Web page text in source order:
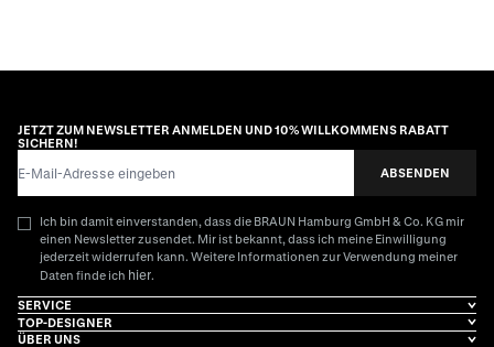
JETZT ZUM NEWSLETTER ANMELDEN UND 10% WILLKOMMENS RABATT
SICHERN!
ABSENDEN
Ich bin damit einverstanden, dass die BRAUN Hamburg GmbH & Co. KG mir
einen Newsletter zusendet. Mir ist bekannt, dass ich meine Einwilligung
jederzeit widerrufen kann. Weitere Informationen zur Verwendung meiner
Daten finde ich hier.
SERVICE
TOP-DESIGNER
ÜBER UNS